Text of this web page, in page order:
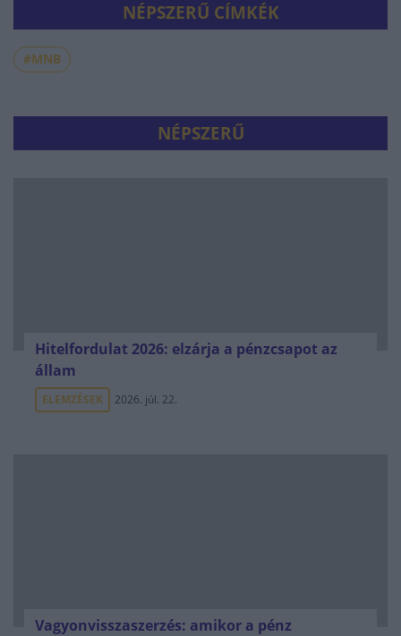
NÉPSZERŰ CÍMKÉK
#MNB
NÉPSZERŰ
Hitelfordulat 2026: elzárja a pénzcsapot az
állam
ELEMZÉSEK 2026. júl. 22.
Vagyonvisszaszerzés: amikor a pénz